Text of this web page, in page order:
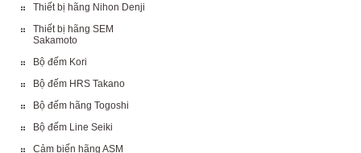
Thiết bị hãng Nihon Denji
Thiết bị hãng SEM
Sakamoto
Bộ đếm Kori
Bộ đếm HRS Takano
Bộ đếm hãng Togoshi
Bộ đếm Line Seiki
Cảm biến hãng ASM